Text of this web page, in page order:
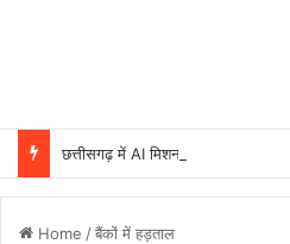
छत्तीसगढ़ में AI मिशन को मंजूरी, 5 वर्षों
Home /बैंकों में हड़ताल